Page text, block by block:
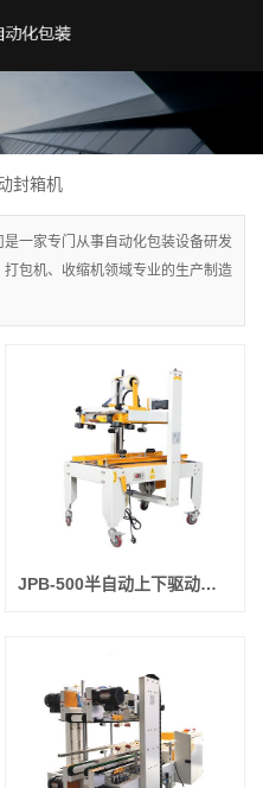
封箱机
一家专门从事自动化包装设备研发
包机、收缩机领域专业的生产制造
JPB-500半自动上下驱动型封箱机